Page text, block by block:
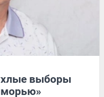
выборы